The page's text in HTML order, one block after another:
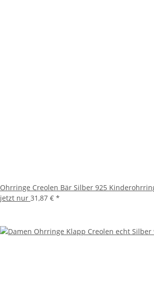
Ohrringe Creolen Bär Silber 925
jetzt nur 31,87 € *